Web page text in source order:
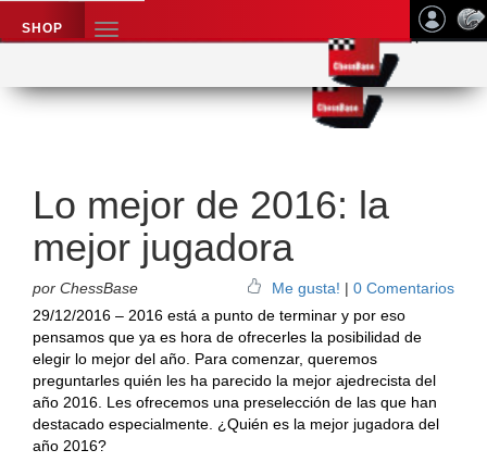
SHOP
TOGGLE
NAVIGATION
Noticias de ajedrez
Lo mejor de 2016: la
mejor jugadora
por ChessBase Me gusta! | 0 Comentarios
29/12/2016 – 2016 está a punto de terminar y por eso
pensamos que ya es hora de ofrecerles la posibilidad de
elegir lo mejor del año. Para comenzar, queremos
preguntarles quién les ha parecido la mejor ajedrecista del
año 2016. Les ofrecemos una preselección de las que han
destacado especialmente. ¿Quién es la mejor jugadora del
año 2016?